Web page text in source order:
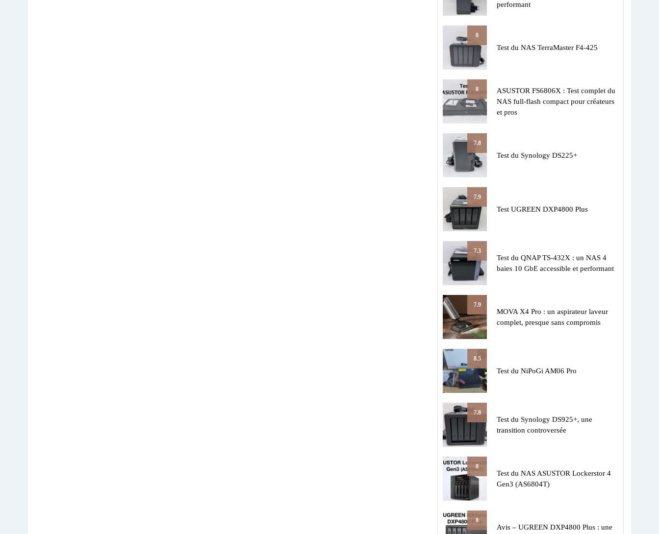
performant
8
Test du NAS TerraMaster F4-425
8
ASUSTOR FS6806X : Test complet du
NAS full-flash compact pour créateurs
et pros
7.8
Test du Synology DS225+
7.9
Test UGREEN DXP4800 Plus
7.3
Test du QNAP TS-432X : un NAS 4
baies 10 GbE accessible et performant
7.9
MOVA X4 Pro : un aspirateur laveur
complet, presque sans compromis
8.5
Test du NiPoGi AM06 Pro
7.8
Test du Synology DS925+, une
transition controversée
8
Test du NAS ASUSTOR Lockerstor 4
Gen3 (AS6804T)
8
Avis – UGREEN DXP4800 Plus : une